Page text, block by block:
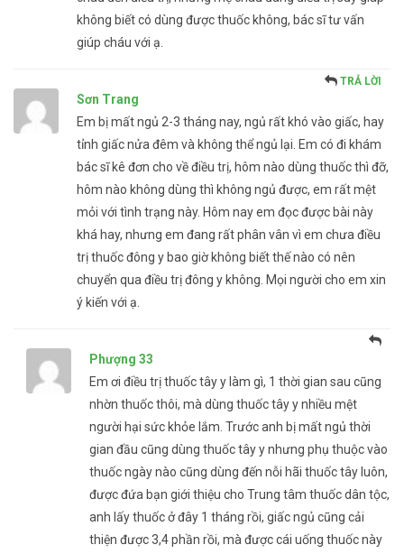
không biết có dùng được thuốc không, bác sĩ tư vấn
giúp cháu với ạ.
Sơn Trang
TRẢ LỜI
Em bị mất ngủ 2-3 tháng nay, ngủ rất khó vào giấc, hay
tỉnh giấc nửa đêm và không thể ngủ lại. Em có đi khám
bác sĩ kê đơn cho về điều trị, hôm nào dùng thuốc thì đỡ,
hôm nào không dùng thì không ngủ được, em rất mệt
mỏi với tình trạng này. Hôm nay em đọc được bài này
khá hay, nhưng em đang rất phân vân vì em chưa điều
trị thuốc đông y bao giờ không biết thế nào có nên
chuyển qua điều trị đông y không. Mọi người cho em xin
ý kiến với ạ.
Phượng 33
Em ơi điều trị thuốc tây y làm gì, 1 thời gian sau cũng
nhờn thuốc thôi, mà dùng thuốc tây y nhiều mệt
người hại sức khỏe lắm. Trước anh bị mất ngủ thời
gian đầu cũng dùng thuốc tây y nhưng phụ thuộc vào
thuốc ngày nào cũng dùng đến nỗi hãi thuốc tây luôn,
được đứa bạn giới thiệu cho Trung tâm thuốc dân tộc,
anh lấy thuốc ở đây 1 tháng rồi, giấc ngủ cũng cải
thiện được 3,4 phần rồi, mà được cái uống thuốc này